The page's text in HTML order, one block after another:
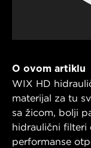
O ovom artiklu
WIX HD
materijal za tu
sa žicom, bolji
hidraulični filteri
performanse